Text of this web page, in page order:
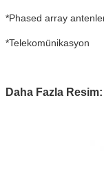
*Phased array
*Telekomünikasyon
Daha Fazla Resim: